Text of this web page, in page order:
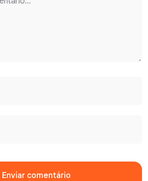
Enviar comentário